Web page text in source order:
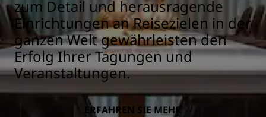
zum Detail und herausragende
Einrichtungen an Reisezielen in der
ganzen Welt gewährleisten den
Erfolg Ihrer Tagungen und
Veranstaltungen.
ERFAHREN SIE MEHR